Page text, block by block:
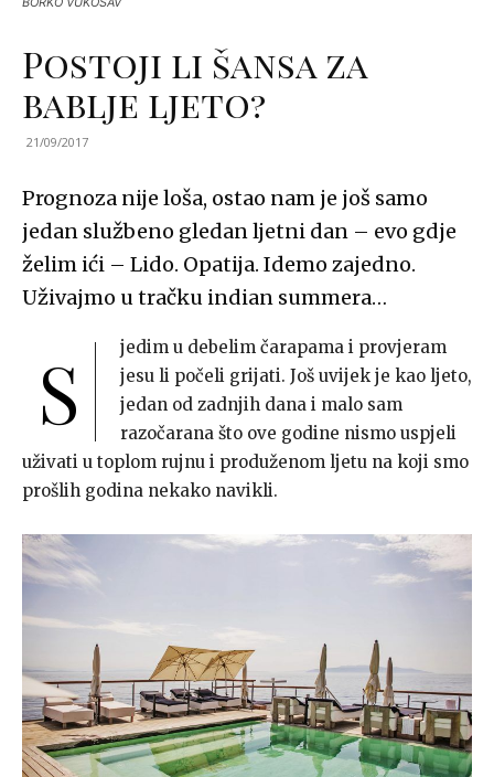
Postoji li šansa za
bablje ljeto?
21/09/2017
Prognoza nije loša, ostao nam je još samo
jedan službeno gledan ljetni dan – evo gdje
želim ići – Lido. Opatija. Idemo zajedno.
Uživajmo u tračku indian summera…
S
jedim u debelim čarapama i provjeram
jesu li počeli grijati. Još uvijek je kao ljeto,
jedan od zadnjih dana i malo sam
razočarana što ove godine nismo uspjeli
uživati u toplom rujnu i produženom ljetu na koji smo
prošlih godina nekako navikli.